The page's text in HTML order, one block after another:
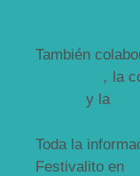
También
, la
y la
Toda la
Festivalito en